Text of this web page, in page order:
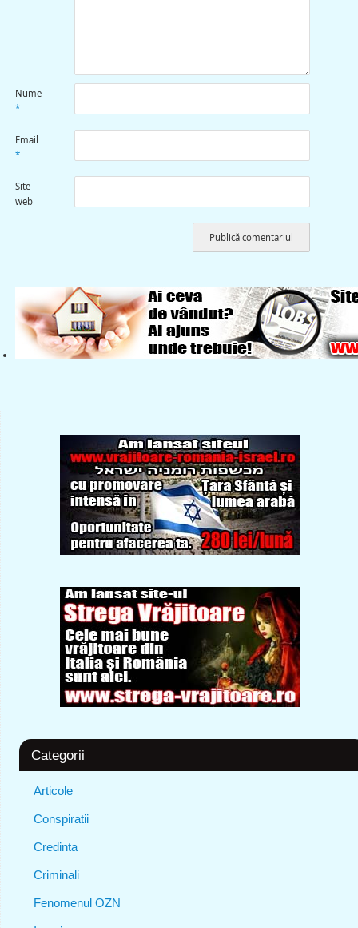
Nume
*
Email
*
Site
web
Categorii
Articole
Conspiratii
Credinta
Criminali
Fenomenul OZN